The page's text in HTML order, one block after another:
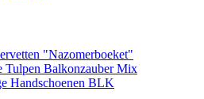
"Nazomerboeket"
Tulpen Balkonzauber Mix
Handschoenen BLK